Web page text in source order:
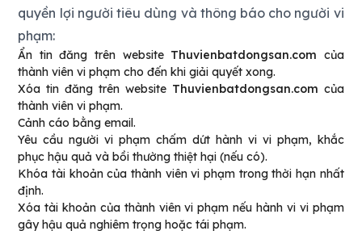
quyền lợi người tiêu dùng và thông báo cho người vi
phạm:
Ẩn tin đăng trên website Thuvienbatdongsan.com của
thành viên vi phạm cho đến khi giải quyết xong.
Xóa tin đăng trên website Thuvienbatdongsan.com của
thành viên vi phạm.
Cảnh cáo bằng email.
Yêu cầu người vi phạm chấm dứt hành vi vi phạm, khắc
phục hậu quả và bồi thường thiệt hại (nếu có).
Khóa tài khoản của thành viên vi phạm trong thời hạn nhất
định.
Xóa tài khoản của thành viên vi phạm nếu hành vi vi phạm
gây hậu quả nghiêm trọng hoặc tái phạm.